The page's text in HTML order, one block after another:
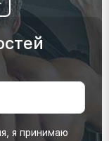
я принимаю